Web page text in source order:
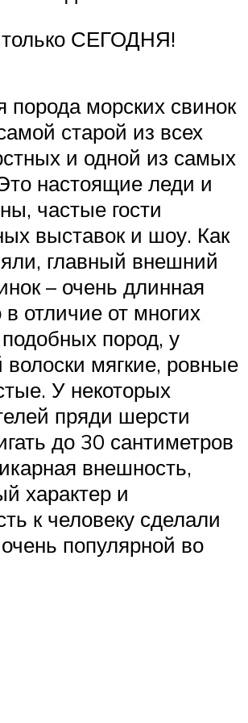
СЕГОДНЯ!
порода морских свинок
старой из всех
и одной из самых
настоящие леди и
частые гости
выставок и шоу. Как
главный внешний
– очень длинная
отличие от многих
пород, у
волоски мягкие, ровные
У некоторых
пряди шерсти
до 30 сантиметров
внешность,
характер и
к человеку сделали
популярной во